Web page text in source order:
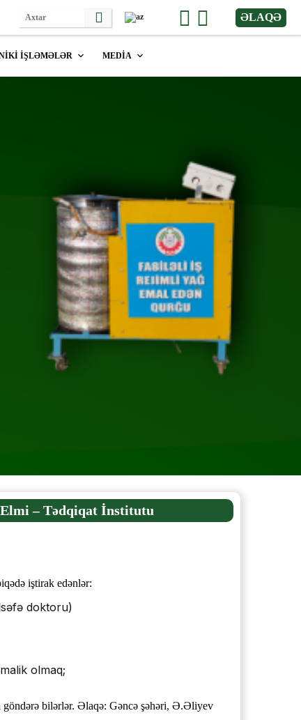
ƏLAQƏ
İŞLƏMƏLƏR MEDİA
– Tədqiqat İnstitutu
iştirak edənlər:
doktoru)
olmaq;
göndərə bilərlər. Əlaqə: Gəncə şəhəri, Ə.Əliyev